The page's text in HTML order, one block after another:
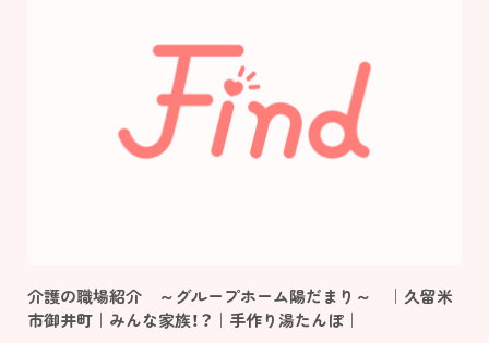
エバーガーデン久留米中央町 定期巡回 |
久留米市中央町
介護のキャリア Follow us！
2022©️find.kurume-kaigo.net
介護の職場紹介 ～グループホーム陽だまり～ ｜久留米
市御井町｜みんな家族！？｜手作り湯たんぽ｜